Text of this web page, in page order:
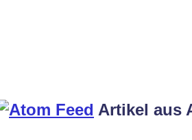
Artikel aus